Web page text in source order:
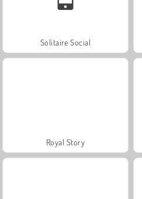
Solitaire Social
Royal Story